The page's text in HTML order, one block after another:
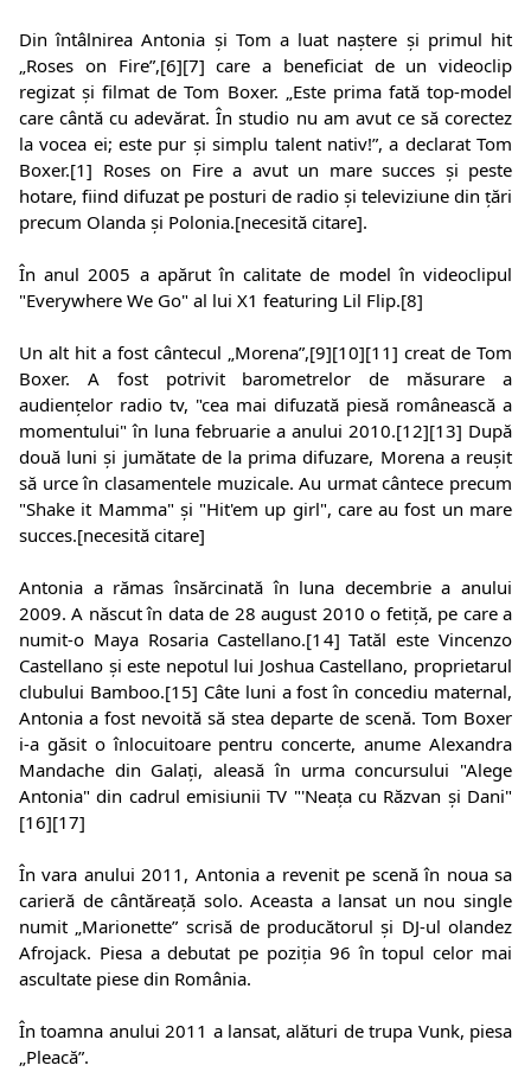
Din întâlnirea Antonia și Tom a luat naștere și primul hit
„Roses on Fire”,[6][7] care a beneficiat de un videoclip
regizat și filmat de Tom Boxer. „Este prima fată top-model
care cântă cu adevărat. În studio nu am avut ce să corectez
la vocea ei; este pur și simplu talent nativ!”, a declarat Tom
Boxer.[1] Roses on Fire a avut un mare succes și peste
hotare, fiind difuzat pe posturi de radio și televiziune din țări
precum Olanda și Polonia.[necesită citare].
În anul 2005 a apărut în calitate de model în videoclipul
"Everywhere We Go" al lui X1 featuring Lil Flip.[8]
Un alt hit a fost cântecul „Morena”,[9][10][11] creat de Tom
Boxer. A fost potrivit barometrelor de măsurare a
audiențelor radio tv, "cea mai difuzată piesă românească a
momentului" în luna februarie a anului 2010.[12][13] După
două luni și jumătate de la prima difuzare, Morena a reușit
să urce în clasamentele muzicale. Au urmat cântece precum
"Shake it Mamma" și "Hit'em up girl", care au fost un mare
succes.[necesită citare]
Antonia a rămas însărcinată în luna decembrie a anului
2009. A născut în data de 28 august 2010 o fetiță, pe care a
numit-o Maya Rosaria Castellano.[14] Tatăl este Vincenzo
Castellano și este nepotul lui Joshua Castellano, proprietarul
clubului Bamboo.[15] Câte luni a fost în concediu maternal,
Antonia a fost nevoită să stea departe de scenă. Tom Boxer
i-a găsit o înlocuitoare pentru concerte, anume Alexandra
Mandache din Galați, aleasă în urma concursului "Alege
Antonia" din cadrul emisiunii TV "'Neața cu Răzvan și Dani"
[16][17]
În vara anului 2011, Antonia a revenit pe scenă în noua sa
carieră de cântăreață solo. Aceasta a lansat un nou single
numit „Marionette” scrisă de producătorul și DJ-ul olandez
Afrojack. Piesa a debutat pe poziția 96 în topul celor mai
ascultate piese din România.
În toamna anului 2011 a lansat, alături de trupa Vunk, piesa
„Pleacă”.